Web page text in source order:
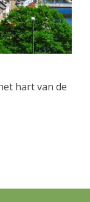
hart van de